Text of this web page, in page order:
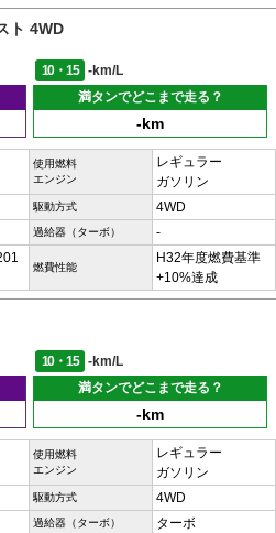
ト 4WD
10・15
-km/L
満タンでどこまで走る？
-km
使用燃料
エンジン
レギュラー
ガソリン
駆動方式 4WD
過給器（ターボ） -
燃費性能
H32年度燃費基準
+10%達成
10・15
-km/L
満タンでどこまで走る？
-km
使用燃料
エンジン
レギュラー
ガソリン
駆動方式 4WD
過給器（ターボ） ターボ